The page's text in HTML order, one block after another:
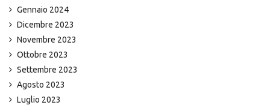
Gennaio 2024
Dicembre 2023
Novembre 2023
Ottobre 2023
Settembre 2023
Agosto 2023
Luglio 2023